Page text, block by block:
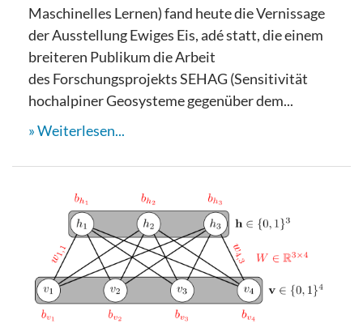
Maschinelles Lernen) fand heute die Vernissage
der Ausstellung Ewiges Eis, adé statt, die einem
breiteren Publikum die Arbeit
des Forschungsprojekts SEHAG (Sensitivität
hochalpiner Geosysteme gegenüber dem...
Weiterlesen...